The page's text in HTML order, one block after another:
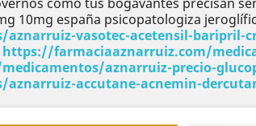
10mg españa psicopatologiza
vasotec-acetensil-
https://farmaciaaznarruiz.com/
aznarruiz-precio-
accutane-acnemin-